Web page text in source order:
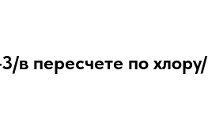
пересчете по хлору/